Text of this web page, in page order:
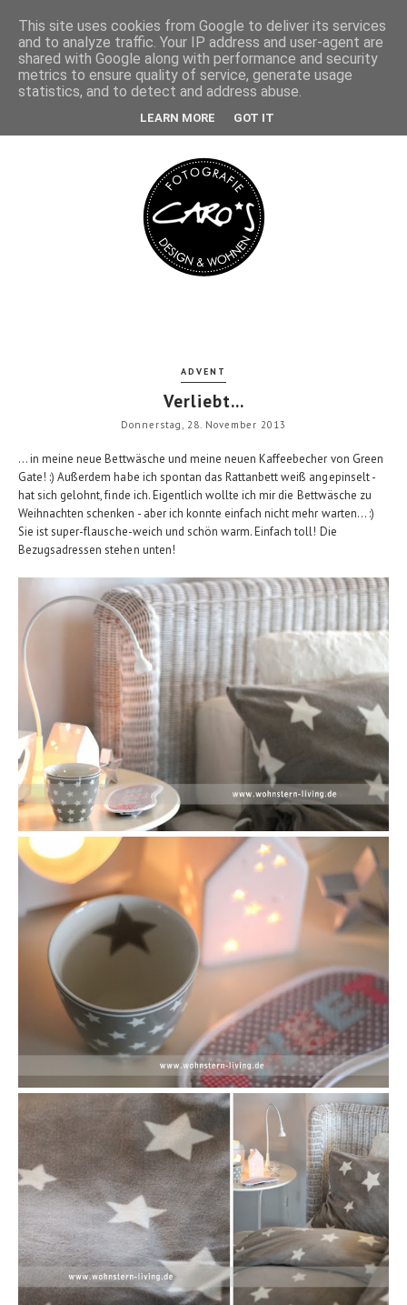
ADVENT
Verliebt...
Donnerstag, 28. November 2013
... in meine neue Bettwäsche und meine neuen Kaffeebecher von Green
Gate! :) Außerdem habe ich spontan das Rattanbett weiß angepinselt -
hat sich gelohnt, finde ich. Eigentlich wollte ich mir die Bettwäsche zu
Weihnachten schenken - aber ich konnte einfach nicht mehr warten... :)
Sie ist super-flausche-weich und schön warm. Einfach toll! Die
Bezugsadressen stehen unten!
This site uses cookies from Google to deliver its services
and to analyze traffic. Your IP address and user-agent are
shared with Google along with performance and security
metrics to ensure quality of service, generate usage
statistics, and to detect and address abuse.
LEARN MORE GOT IT